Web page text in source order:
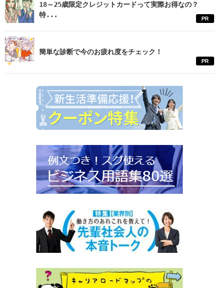
18～25歳限定クレジットカードって実際お得なの？
特...
PR
簡単な診断で今のお疲れ度をチェック！
PR